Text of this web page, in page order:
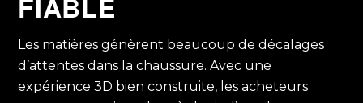
Les matières génèrent beaucoup de décalages
d’attentes dans la chaussure. Avec une
expérience 3D bien construite, les acheteurs